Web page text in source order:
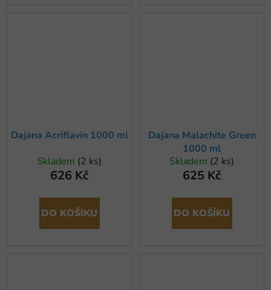
Dajana Acriflavin 1000 ml
Skladem (2 ks)
626 Kč
DO KOŠÍKU
Dajana Malachite Green
1000 ml
Skladem (2 ks)
625 Kč
DO KOŠÍKU